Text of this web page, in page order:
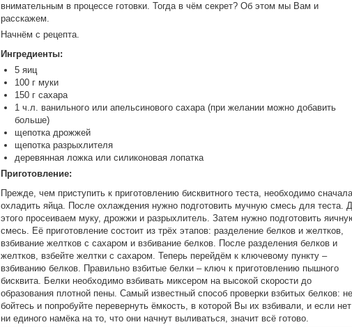
внимательным в процессе готовки. Тогда в чём секрет? Об этом мы Вам и
расскажем.
Начнём с рецепта.
Ингредиенты:
5 яиц
100 г муки
150 г сахара
1 ч.л. ванильного или апельсинового сахара (при желании можно добавить
больше)
щепотка дрожжей
щепотка разрыхлителя
деревянная ложка или силиконовая лопатка
Приготовление:
Прежде, чем приступить к приготовлению бисквитного теста, необходимо сначала
охладить яйца. После охлаждения нужно подготовить мучную смесь для теста.
этого просеиваем муку, дрожжи и разрыхлитель. Затем нужно подготовить
смесь. Её приготовление состоит из трёх этапов: разделение белков и желтков,
взбивание желтков с сахаром и взбивание белков. После разделения белков и
желтков, взбейте желтки с сахаром. Теперь перейдём к ключевому пункту –
взбиванию белков. Правильно взбитые белки – ключ к приготовлению пышного
бисквита. Белки необходимо взбивать миксером на высокой скорости до
образования плотной пены. Самый известный способ проверки взбитых белков: не
бойтесь и попробуйте перевернуть ёмкость, в которой Вы их взбивали, и если нет
ни единого намёка на то, что они начнут выливаться, значит всё готово.